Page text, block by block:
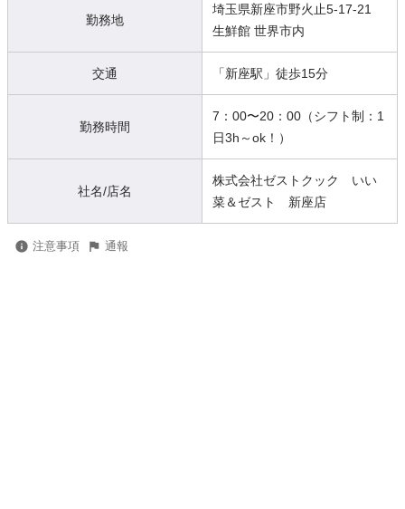
勤務地
埼玉県新座市野火止5-17-21
生鮮館 世界市内
交通 「新座駅」徒歩15分
勤務時間
7：00〜20：00（シフト制：1
日3h～ok！）
社名/店名
株式会社ゼストクック いい
菜＆ゼスト 新座店
注意事項 通報